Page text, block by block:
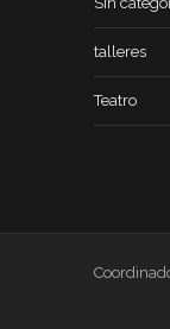
talleres
Teatro